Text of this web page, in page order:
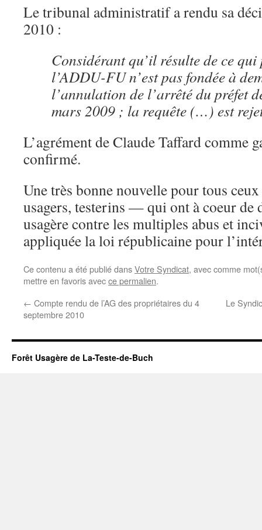
Le tribunal administratif a rendu sa
2010 :
Considérant qu’il résulte de ce qui
l’ADDU-FU n’est pas fondée à
l’annulation de l’arrêté du préfet
mars 2009 ; la requête (…) est
L’agrément de Claude Taffard comme
confirmé.
Une très bonne nouvelle pour tous
usagers, testerins — qui ont à coeur de
usagère contre les multiples abus et
appliquée la loi républicaine pour
Ce contenu a été publié dansVotre Syndicat, avec comme
mettre en favoris avecce permalien.
← Compte rendu de l’AG des propriétaires du 4
septembre 2010
Le
Forêt Usagère de La-Teste-de-Buch